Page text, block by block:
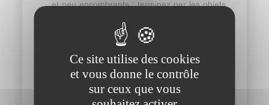
et peu encombrants ; terminez par les objets
Montez dans les étages avec eau potable,
absolument les routes inondées, respectez
Ce site utilise des cookies
et vous donne le contrôle
sur ceux que vous